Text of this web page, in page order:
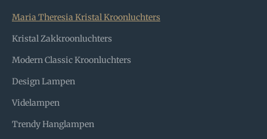
Maria Theresia Kristal Kroonluchters
Kristal Zakkroonluchters
Modern Classic Kroonluchters
Design Lampen
Videlampen
Trendy Hanglampen